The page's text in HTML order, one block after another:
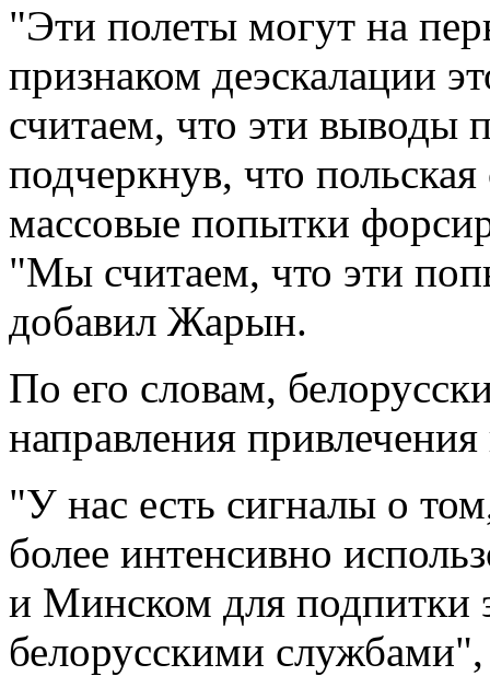
"Эти полеты могут на
признаком деэскалации
считаем, что эти выводы
подчеркнув, что
массовые попытки
"Мы считаем, что эти
добавил Жарын.
По его словам,
направления
"У нас есть сигналы о
более интенсивно
и Минском для подпитки
белорусскими службами",